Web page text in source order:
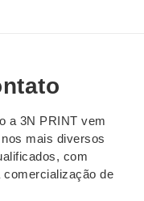
a 3N PRINT vem
mais diversos
com
comercialização de